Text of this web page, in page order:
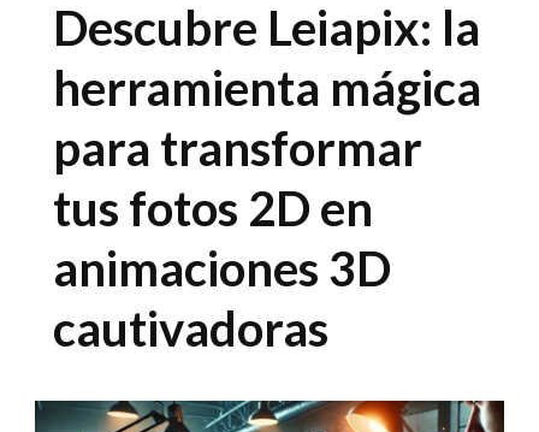
Descubre Leiapix: la
herramienta mágica
para transformar
tus fotos 2D en
animaciones 3D
cautivadoras